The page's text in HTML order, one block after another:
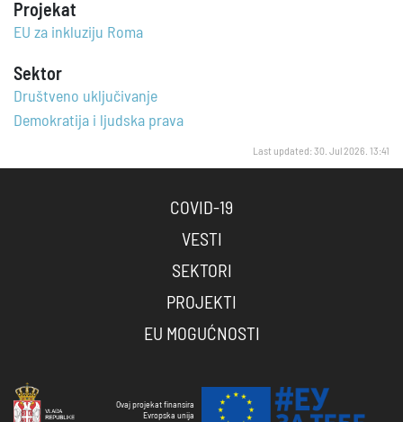
Projekat
EU za inkluziju Roma
Sektor
Društveno uključivanje
Demokratija i ljudska prava
Last updated: 30. Jul 2026. 13:41
COVID-19
VESTI
SEKTORI
PROJEKTI
EU MOGUĆNOSTI
Ovaj projekat finansira
Evropska unija